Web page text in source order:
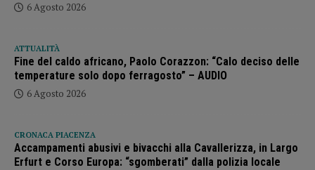
6 Agosto 2026
ATTUALITÀ
Fine del caldo africano, Paolo Corazzon: “Calo deciso delle
temperature solo dopo ferragosto” – AUDIO
6 Agosto 2026
CRONACA PIACENZA
Accampamenti abusivi e bivacchi alla Cavallerizza, in Largo
Erfurt e Corso Europa: “sgomberati” dalla polizia locale